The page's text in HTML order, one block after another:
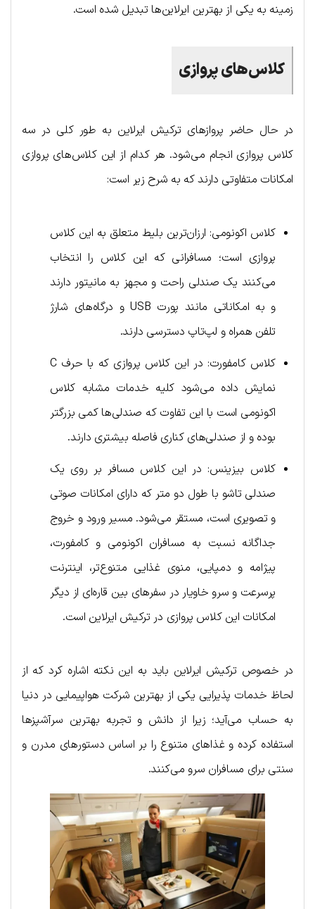
زمینه به یکی از بهترین ایرلاین‌ها تبدیل شده است.
کلاس‌های پروازی
در حال حاضر پروازهای ترکیش ایرلاین به طور کلی در سه
کلاس پروازی انجام می‌شود. هر کدام از این کلاس‌های پروازی
امکانات متفاوتی دارند که به شرح زیر است:
کلاس اکونومی: ارزان‌ترین بلیط متعلق به این کلاس
پروازی است؛ مسافرانی که این کلاس را انتخاب
می‌کنند یک صندلی راحت و مجهز به مانیتور دارند
و به امکاناتی مانند پورت USB و درگاه‌های شارژ
تلفن همراه و لپ‌تاپ دسترسی دارند.
کلاس کامفورت: در این کلاس پروازی که با حرف C
نمایش داده می‌شود کلیه خدمات مشابه کلاس
اکونومی است با این تفاوت که صندلی‌ها کمی بزرگتر
بوده و از صندلی‌های کناری فاصله بیشتری دارند.
کلاس بیزینس: در این کلاس مسافر بر روی یک
صندلی تاشو با طول دو متر که دارای امکانات صوتی
و تصویری است، مستقر می‌شود. مسیر ورود و خروج
جداگانه نسبت به مسافران اکونومی و کامفورت،
پیژامه و دمپایی، منوی غذایی متنوع‌تر، اینترنت
پرسرعت و سرو خاویار در سفرهای بین قاره‌ای از دیگر
امکانات این کلاس پروازی در ترکیش ایرلاین است.
در خصوص ترکیش ایرلاین باید به این نکته اشاره کرد که از
لحاظ خدمات پذیرایی یکی از بهترین شرکت هواپیمایی در دنیا
به حساب می‌آید؛ زیرا از دانش و تجربه بهترین سرآشپزها
استفاده کرده و غذاهای متنوع را بر اساس دستورهای مدرن و
سنتی برای مسافران سرو می‌کنند.